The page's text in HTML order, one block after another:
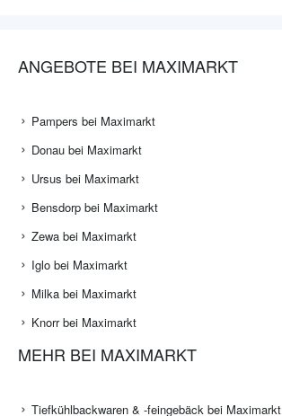
ANGEBOTE BEI MAXIMARKT
Pampers bei Maximarkt
Donau bei Maximarkt
Ursus bei Maximarkt
Bensdorp bei Maximarkt
Zewa bei Maximarkt
Iglo bei Maximarkt
Milka bei Maximarkt
Knorr bei Maximarkt
MEHR BEI MAXIMARKT
Tiefkühlbackwaren & -feingebäck bei Maximarkt